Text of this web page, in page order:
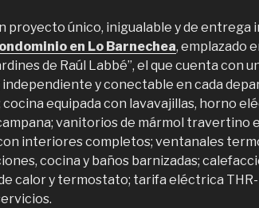
proyecto único, inigualable y de entrega
en Lo Barnechea, emplazado
de Raúl Labbé”, el que cuenta con
y conectable en cada
equipada con lavavajillas, horno
vanitorios de mármol travertino
interiores completos; ventanales
cocina y baños barnizadas;
calor y termostato; tarifa eléctrica